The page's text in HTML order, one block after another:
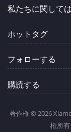
私たちに関しては
ホットタグ
フォローする
購読する
著作権 © 2026
権所